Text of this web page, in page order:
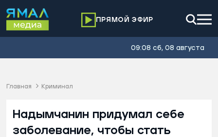
ПРЯМОЙ ЭФИР
09:08 сб, 08 августа
Главная Криминал
Надымчанин придумал себе
заболевание, чтобы стать